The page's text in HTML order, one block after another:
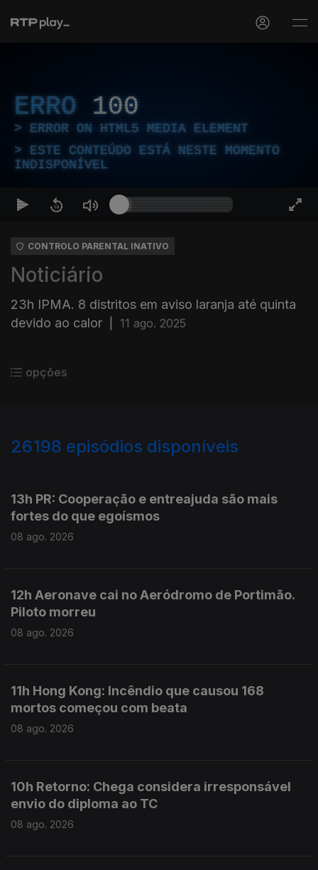
ERRO 100
ERROR ON HTML5 MEDIA ELEMENT
ESTE CONTEÚDO ESTÁ NESTE MOMENTO
INDISPONÍVEL
CONTROLO PARENTAL INATIVO
Noticiário
23h IPMA. 8 distritos em aviso laranja até quinta
devido ao calor
11 ago. 2025
opções
26198 episódios disponíveis
13h PR: Cooperação e entreajuda são mais
fortes do que egoísmos
08 ago. 2026
12h Aeronave cai no Aeródromo de Portimão.
Piloto morreu
08 ago. 2026
11h Hong Kong: Incêndio que causou 168
mortos começou com beata
08 ago. 2026
10h Retorno: Chega considera irresponsável
envio do diploma ao TC
08 ago. 2026